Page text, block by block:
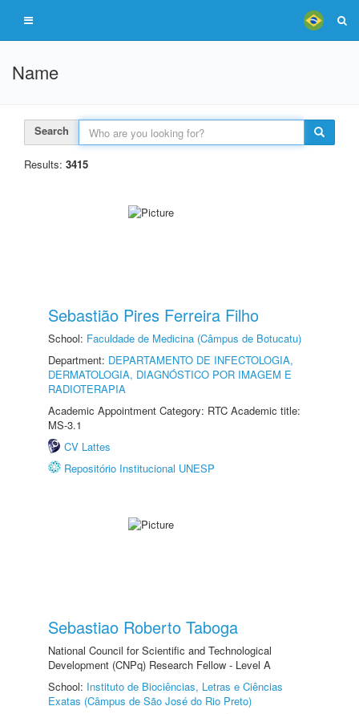
Name
Search
Results: 3415
Sebastião Pires Ferreira Filho
School: Faculdade de Medicina (Câmpus de Botucatu)
Department: DEPARTAMENTO DE INFECTOLOGIA,
DERMATOLOGIA, DIAGNÓSTICO POR IMAGEM E
RADIOTERAPIA
Academic Appointment Category: RTC Academic title:
MS-3.1
CV Lattes
Repositório Institucional UNESP
Sebastiao Roberto Taboga
National Council for Scientific and Technological
Development (CNPq) Research Fellow - Level A
School: Instituto de Biociências, Letras e Ciências
Exatas (Câmpus de São José do Rio Preto)